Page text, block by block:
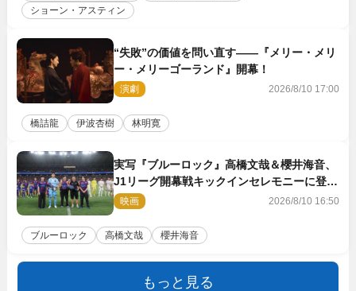
ショーン・アスティン
“失敗”の価値を問い直す――『メリー・メリ
ー・メリーゴーランド』開幕！
演劇 2026/8/10 17:00
橋詰龍 伊波杏樹 林明寛
実写『ブルーロック』高橋文哉＆櫻井海音、
J1リーグ開幕戦キックインセレモニーに登場
＆喜びの声到着
映画 2026/8/10 16:50
ブルーロック 高橋文哉 櫻井海音
もっと見る